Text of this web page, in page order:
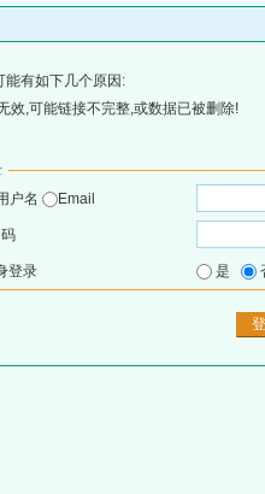
能有如下几个原因:
效,可能链接不完整,或数据已被删除!
户名
Email
登录 是